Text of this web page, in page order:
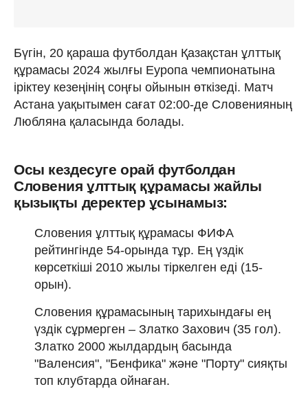
Бүгін, 20 қараша футболдан Қазақстан ұлттық
құрамасы 2024 жылғы Еуропа чемпионатына
іріктеу кезеңінің соңғы ойынын өткізеді. Матч
Астана уақытымен сағат 02:00-де Словенияның
Любляна қаласында болады.
Осы кездесуге орай футболдан
Словения ұлттық құрамасы жайлы
қызықты деректер ұсынамыз:
Словения ұлттық құрамасы ФИФА
рейтингінде 54-орында тұр. Ең үздік
көрсеткіші 2010 жылы тіркелген еді (15-
орын).
Словения құрамасының тарихындағы ең
үздік сұрмерген – Златко Захович (35 гол).
Златко 2000 жылдардың басында
"Валенсия", "Бенфика" және "Порту" сияқты
топ клубтарда ойнаған.